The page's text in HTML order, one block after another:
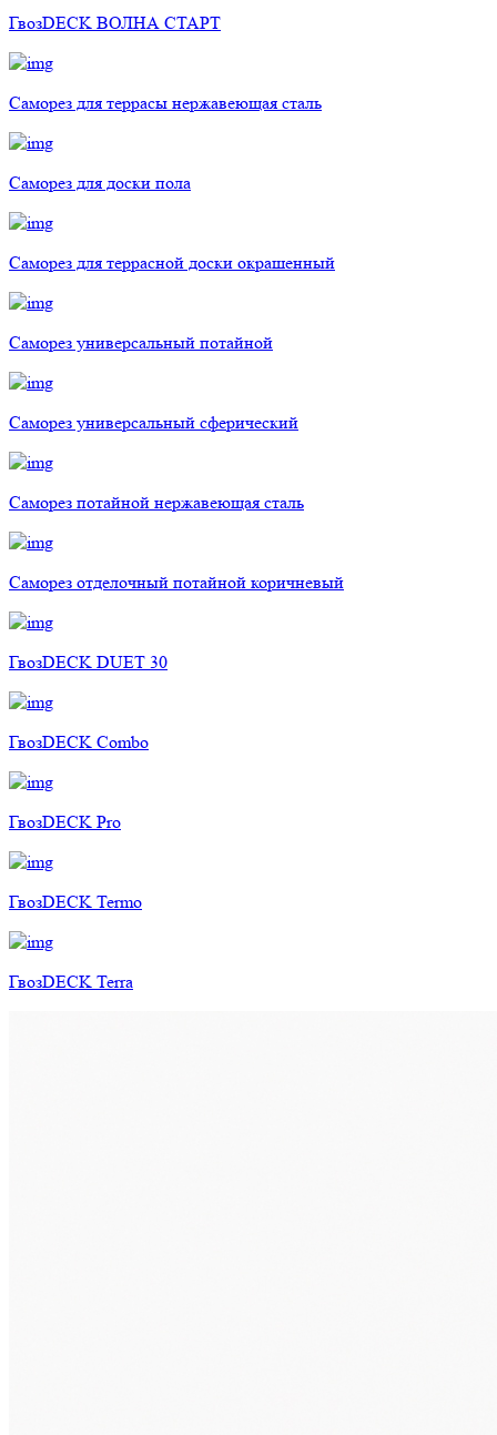
ГвозDECK ВОЛНА СТАРТ
Саморез для террасы нержавеющая сталь
Саморез для доски пола
Саморез для террасной доски окрашенный
Саморез универсальный потайной
Саморез универсальный сферический
Саморез потайной нержавеющая сталь
Саморез отделочный потайной коричневый
ГвозDECK DUET 30
ГвозDECK Combo
ГвозDECK Pro
ГвозDECK Termo
ГвозDECK Terra